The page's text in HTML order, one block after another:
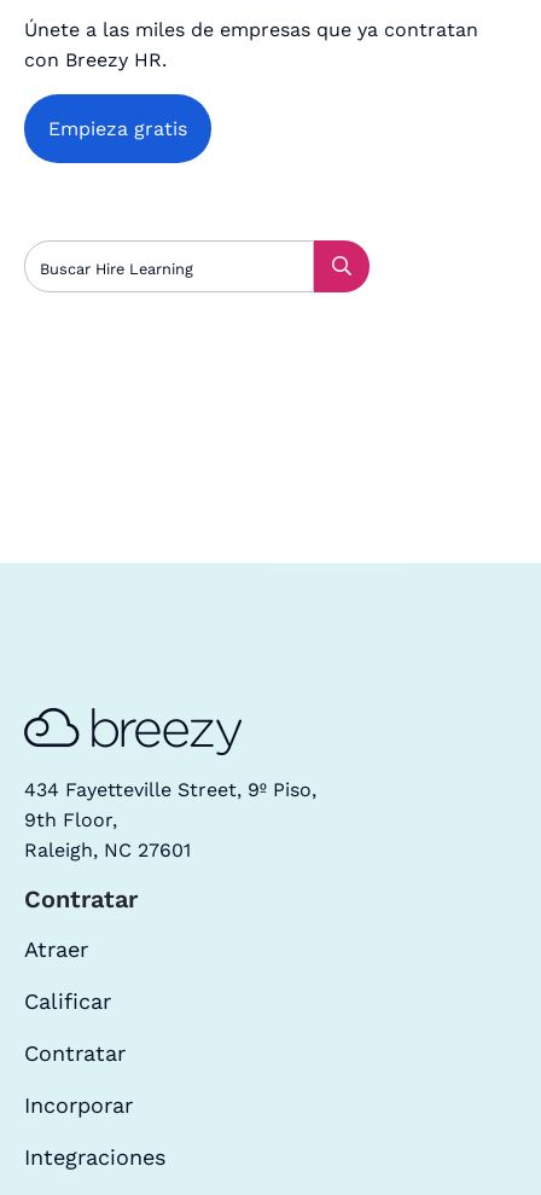
Únete a las miles de empresas que ya contratan
con Breezy HR.
Empieza gratis
434 Fayetteville Street, 9º Piso,
9th Floor,
Raleigh, NC 27601
Contratar
Atraer
Calificar
Contratar
Incorporar
Integraciones